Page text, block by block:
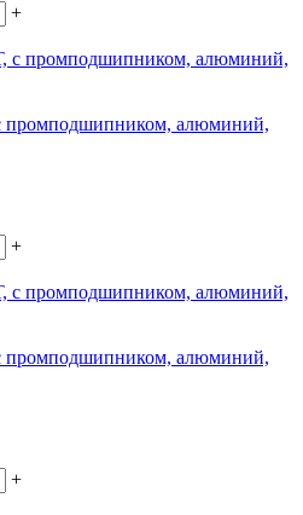
+
промподшипником, алюминий,
+
промподшипником, алюминий,
+